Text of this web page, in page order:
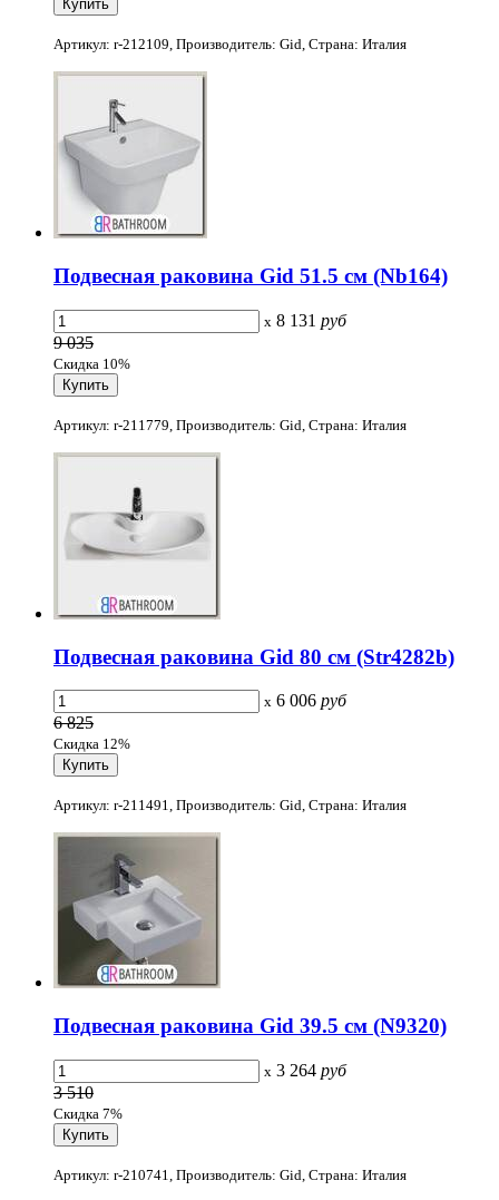
Артикул: r-212109, Производитель: Gid, Страна: Италия
Подвесная раковина Gid 51.5 см (Nb164)
x 8 131 руб
9 035
Скидка 10%
Артикул: r-211779, Производитель: Gid, Страна: Италия
Подвесная раковина Gid 80 см (Str4282b)
x 6 006 руб
6 825
Скидка 12%
Артикул: r-211491, Производитель: Gid, Страна: Италия
Подвесная раковина Gid 39.5 см (N9320)
x 3 264 руб
3 510
Скидка 7%
Артикул: r-210741, Производитель: Gid, Страна: Италия